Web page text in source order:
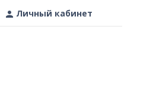
Личный кабинет